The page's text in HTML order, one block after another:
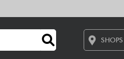
SHOPS